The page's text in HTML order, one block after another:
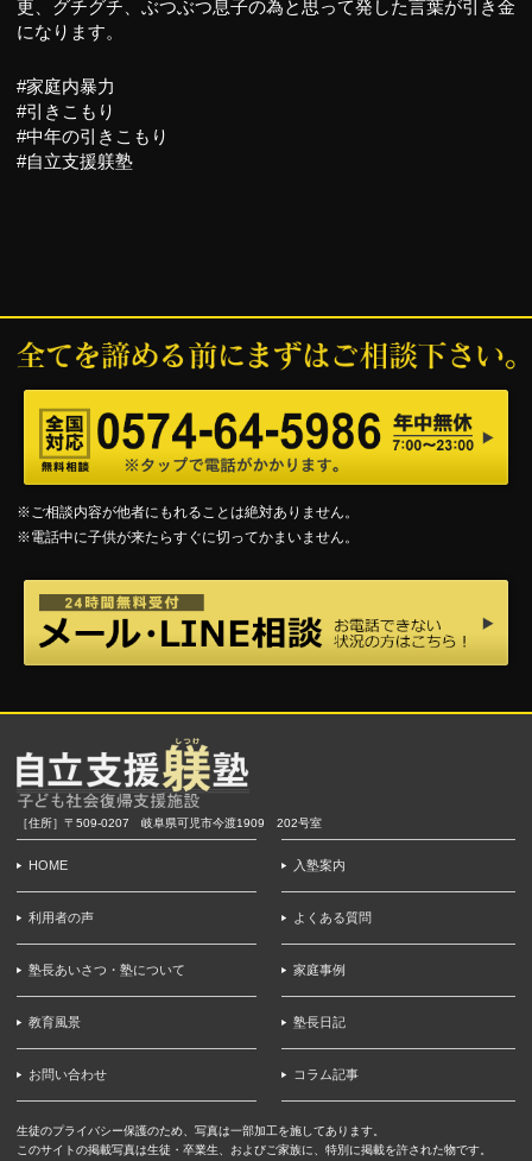
更、グチグチ、ぶつぶつ息子の為と思って発した言葉が引き金
になります。
#家庭内暴力
#引きこもり
#中年の引きこもり
#自立支援躾塾
※ご相談内容が他者にもれることは絶対ありません。
※電話中に子供が来たらすぐに切ってかまいません。
［住所］〒509-0207 岐阜県可児市今渡1909 202号室
HOME
利用者の声
塾長あいさつ・塾について
教育風景
お問い合わせ
入塾案内
よくある質問
家庭事例
塾長日記
コラム記事
生徒のプライバシー保護のため、写真は一部加工を施してあります。
このサイトの掲載写真は生徒・卒業生、およびご家族に、特別に掲載を許された物です。